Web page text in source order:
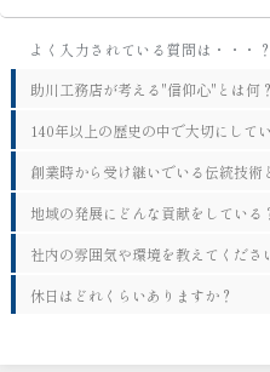
助川工務店が考える"信仰心"とは何？
140年以上の歴史の中で大切にして
創業時から受け継いでいる伝統技術
地域の発展にどんな貢献をしている
社内の雰囲気や環境を教えてくださ
休日はどれくらいありますか？